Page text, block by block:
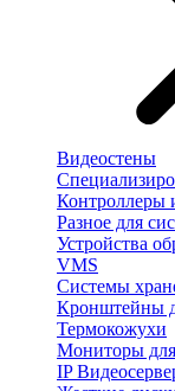
Видеостены
Контроллеры
Разное для
Устройства
VMS
Системы
Кронштейны
Термокожухи
Мониторы
IP